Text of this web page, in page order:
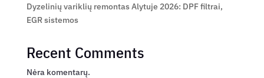
Dyzelinių variklių remontas Alytuje 2026: DPF filtrai,
EGR sistemos
Recent Comments
Nėra komentarų.